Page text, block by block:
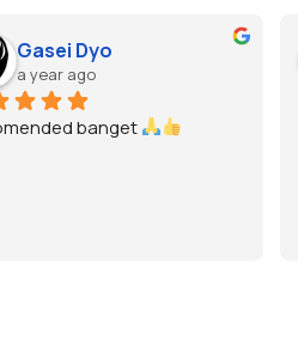
Gasei Dyo
a year ago
banget